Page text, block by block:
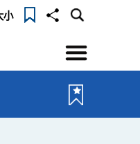
小
選
單